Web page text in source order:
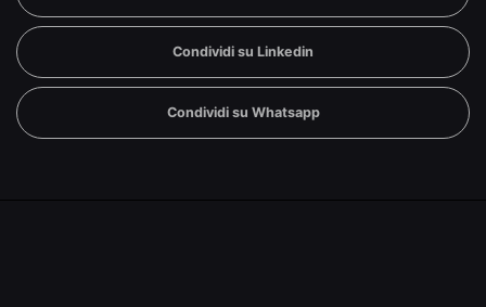
Condividi su Linkedin
Condividi su Whatsapp